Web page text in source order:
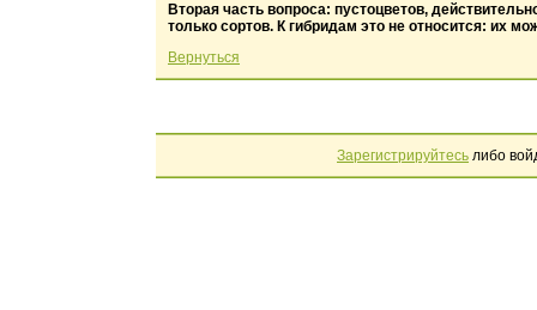
Вторая часть вопроса: пустоцветов,
только сортов. К гибридам это не относится: их
Вернуться
Зарегистрируйтесь либо